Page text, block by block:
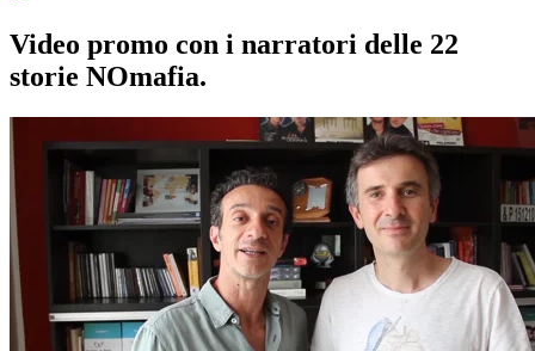
Video promo con i narratori delle 22
storie NOmafia.